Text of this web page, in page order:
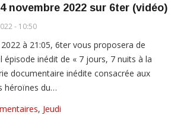
novembre 2022 sur 6ter (vidéo)
- 10:50
à 21:05, 6ter vous proposera de
épisode inédit de « 7 jours, 7 nuits à la
documentaire inédite consacrée aux
héroïnes du…
, Jeudi